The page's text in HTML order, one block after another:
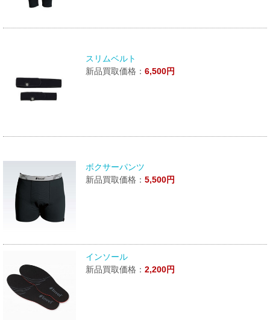
スリムベルト
新品買取価格：6,500円
ボクサーパンツ
新品買取価格：5,500円
インソール
新品買取価格：2,200円